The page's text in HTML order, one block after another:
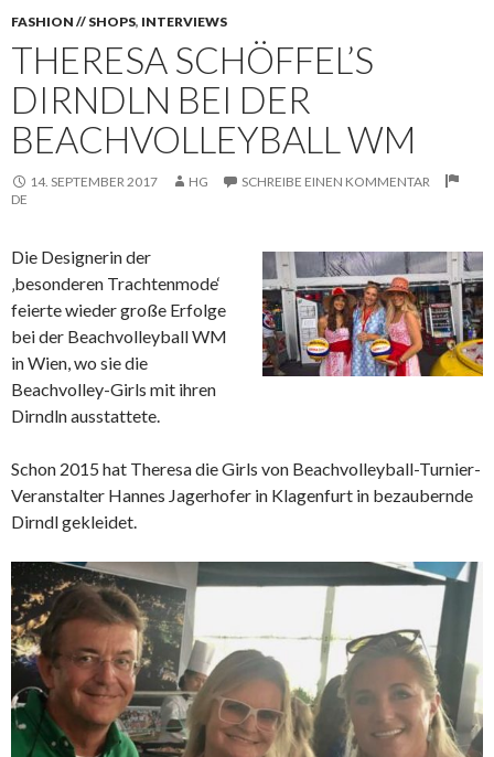
FASHION // SHOPS, INTERVIEWS
THERESA SCHÖFFEL’S
DIRNDLN BEI DER
BEACHVOLLEYBALL WM
14. SEPTEMBER 2017 HG
SCHREIBE EINEN KOMMENTAR
DE
Die Designerin der
‚besonderen Trachtenmode‘
feierte wieder große Erfolge
bei der Beachvolleyball WM
in Wien, wo sie die
Beachvolley-Girls mit ihren
Dirndln ausstattete.
Schon 2015 hat Theresa die Girls von Beachvolleyball-Turnier-
Veranstalter Hannes Jagerhofer in Klagenfurt in bezaubernde
Dirndl gekleidet.